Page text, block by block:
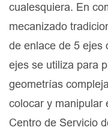
cualesquiera. En
mecanizado
de enlace de 5 ejes
ejes se utiliza para
geometrías
colocar y manipular
Centro de Servicio